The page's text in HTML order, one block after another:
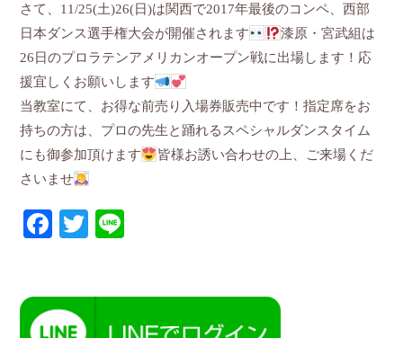
さて、11/25(土)26(日)は関西で2017年最後のコンペ、西部
日本ダンス選手権大会が開催されます
漆原・宮武組は
26日のプロラテンアメリカンオープン戦に出場します！応
援宜しくお願いします
当教室にて、お得な前売り入場券販売中です！指定席をお
持ちの方は、プロの先生と踊れるスペシャルダンスタイム
にも御参加頂けます
皆様お誘い合わせの上、ご来場くだ
さいませ
Facebook
Twitter